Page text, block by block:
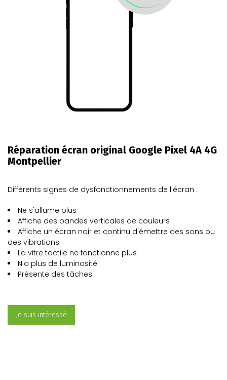
Réparation écran original Google Pixel 4A 4G
Montpellier
Différents signes de dysfonctionnements de l'écran :
Ne s'allume plus
Affiche des bandes verticales de couleurs
Affiche un écran noir et continu d'émettre des sons ou
des vibrations
La vitre tactile ne fonctionne plus
N'a plus de luminosité
Présente des tâches
Je suis intéressé